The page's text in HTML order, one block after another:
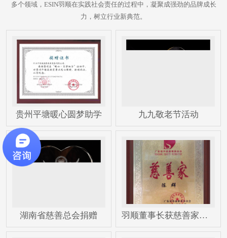
多个领域，ESIN羽顺在实践社会责任的过程中，凝聚成强劲的品牌成长
力，树立行业新典范。
贵州平塘暖心圆梦助学 九九敬老节活动
湖南省慈善总会捐赠 羽顺董事长获慈善家殊荣